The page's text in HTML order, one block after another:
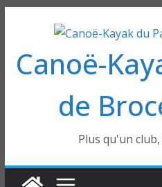
contenu
Canoë-
de
Plus qu'un